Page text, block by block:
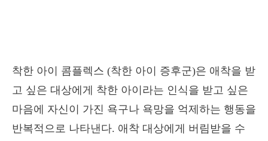
착한 아이 콤플렉스 (착한 아이 증후군)은 애착을 받
고 싶은 대상에게 착한 아이라는 인식을 받고 싶은
마음에 자신이 가진 욕구나 욕망을 억제하는 행동을
반복적으로 나타낸다. 애착 대상에게 버림받을 수